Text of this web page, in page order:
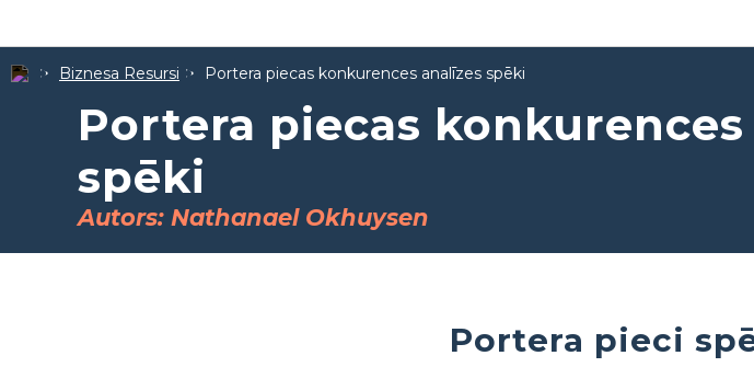
Biznesa Resursi Portera piecas konkurences analīzes spēki
Portera piecas konkurences
spēki
Autors: Nathanael Okhuysen
Portera pieci